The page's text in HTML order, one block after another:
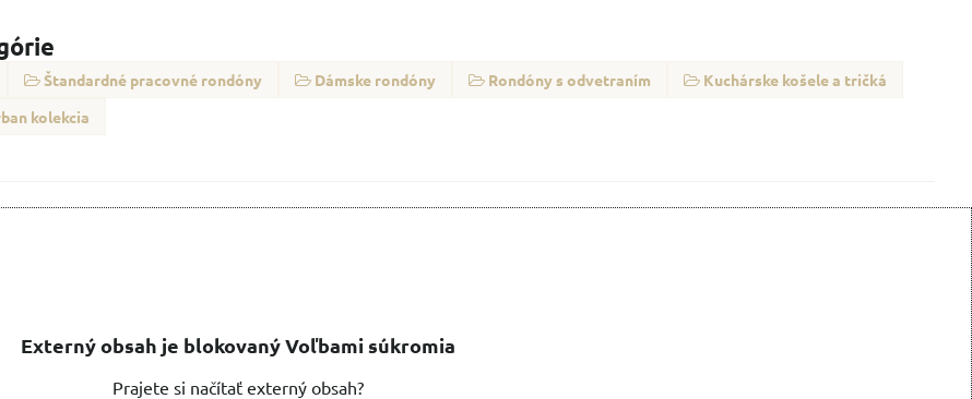
Štandardné pracovné rondóny Dámske rondóny Rondóny s odvetraním
Kuchárske košele a tričká
kolekcia
Externý obsah je blokovaný Voľbami súkromia
Prajete si načítať externý obsah?